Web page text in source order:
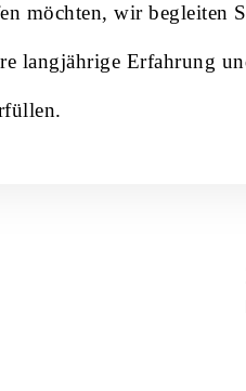
möchten, wir begleiten
langjährige Erfahrung